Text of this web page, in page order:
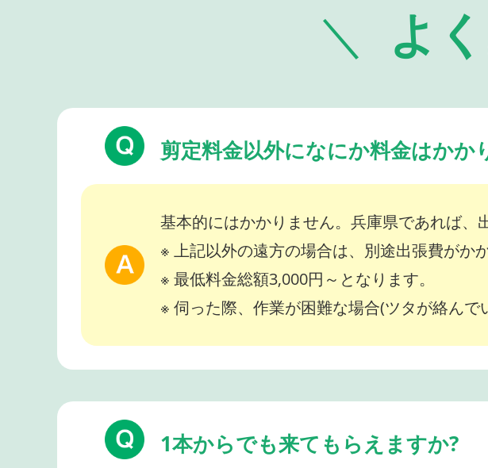
よ
剪定料金以外になにか料金はかか
基本的にはかかりません。兵庫県であれば、
※ 上記以外の遠方の場合は、別途出張費がかか
※ 最低料金総額3,000円～となります。
※ 伺った際、作業が困難な場合(ツタが絡んで
1本からでも来てもらえますか?